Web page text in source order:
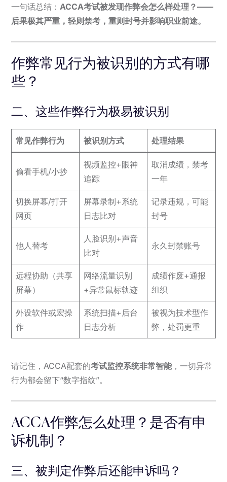
一句话总结： ACCA考试被发现作弊会怎么样处理？——
后果极其严重，轻则禁考，重则封号并影响职业前途。
作弊常见行为被识别的方式有哪
些？
二、这些作弊行为极易被识别
常见作弊行为 被识别方式 处理结果
偷看手机/小抄
视频监控+眼神
追踪
取消成绩，禁考
一年
切换屏幕/打开
网页
屏幕录制+系统
日志比对
记录违规，可能
封号
他人替考
人脸识别+声音
比对
永久封禁账号
远程协助（共享
屏幕）
网络流量识别
+异常鼠标轨迹
成绩作废+通报
组织
外设软件或宏操
作
系统扫描+后台
日志分析
被视为技术型作
弊，处罚更重
请记住，ACCA配套的考试监控系统非常智能，一切异常
行为都会留下“数字指纹”。
ACCA作弊怎么处理？是否有申
诉机制？
三、被判定作弊后还能申诉吗？